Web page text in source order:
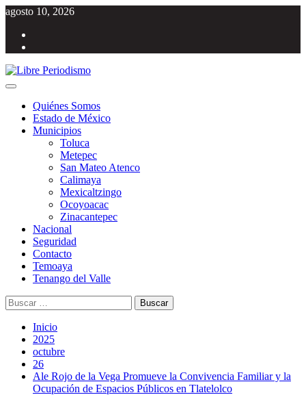
Saltar
contenido
agosto 10, 2026
Menú
principalQuiénes Somos
Estado de México
Municipios
Toluca
Metepec
San Mateo Atenco
Calimaya
Mexicaltzingo
Ocoyoacac
Zinacantepec
Nacional
Seguridad
Contacto
Temoaya
Tenango del Valle
Buscar:
Inicio
2025
octubre
26
Ale Rojo de la Vega Promueve la Convivencia Familiar y la
Ocupación de Espacios Públicos en Tlatelolco